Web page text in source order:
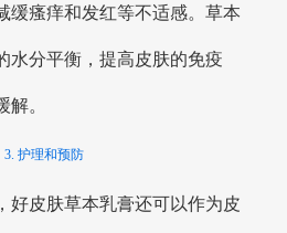
缓瘙痒和发红等不适感。草本
水分平衡，提高皮肤的免疫
解。
3. 护理和预防
皮肤草本乳膏还可以作为皮